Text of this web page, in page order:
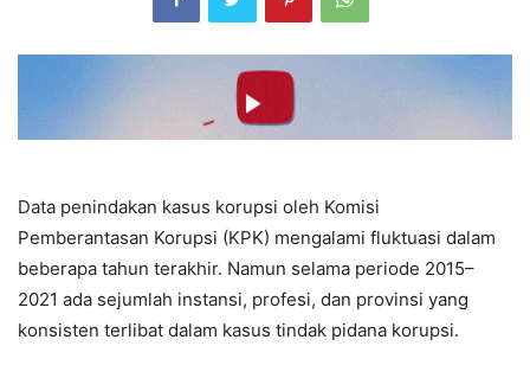
Data penindakan kasus korupsi oleh Komisi
Pemberantasan Korupsi (KPK) mengalami fluktuasi dalam
beberapa tahun terakhir. Namun selama periode 2015–
2021 ada sejumlah instansi, profesi, dan provinsi yang
konsisten terlibat dalam kasus tindak pidana korupsi.